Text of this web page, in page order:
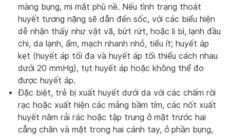
màng bụng, mi mắt phù nề. Nếu tình trạng thoát
huyết tương nặng sẽ dẫn đến sốc, với các biểu hiện
dễ nhận thấy như vật vã, bứt rứt, hoặc li bì, lạnh đầu
chi, da lạnh, ẩm, mạch nhanh nhỏ, tiểu ít; huyết áp
kẹt (huyết áp tối đa và huyết áp tối thiểu cách nhau
dưới 20 mmHg), tụt huyết áp hoặc không thể đo
được huyết áp.
Đặc biệt, trẻ bị xuất huyết dưới da với các chấm rời
rạc hoặc xuất hiện các mảng bầm tím, các nốt xuất
huyết nằm rải rác hoặc tập trung ở mặt trước hai
cẳng chân và mặt trong hai cánh tay, ở phần bụng,